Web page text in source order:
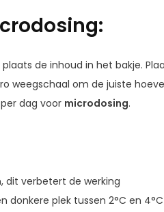
de inhoud in het bakje.
weegschaal om de juiste
dag voor microdosing.
dit verbetert de werking
donkere plek tussen 2°C en 4°C